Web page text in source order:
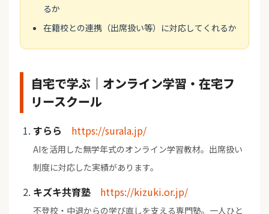
るか
在籍校との連携（出席扱い等）に対応してくれるか
自宅で学ぶ｜オンライン学習・在宅フ
リースクール
すらら https://surala.jp/
AIを活用した無学年式のオンライン学習教材。出席扱い
制度に対応した実績があります。
キズキ共育塾 https://kizuki.or.jp/
不登校・中退からの学び直しを支える専門塾。一人ひと